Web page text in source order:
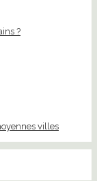
?
villes